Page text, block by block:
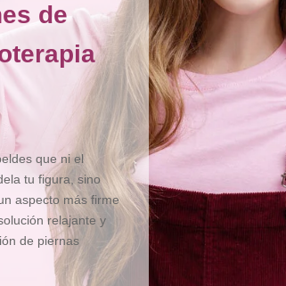
de
que ni el
tu figura, sino
aspecto más firme
relajante y
de piernas